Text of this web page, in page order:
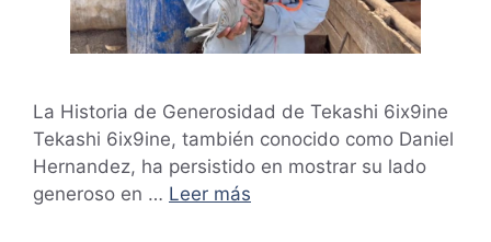
La Historia de Generosidad de Tekashi 6ix9ine
Tekashi 6ix9ine, también conocido como Daniel
Hernandez, ha persistido en mostrar su lado
generoso en … Leer más